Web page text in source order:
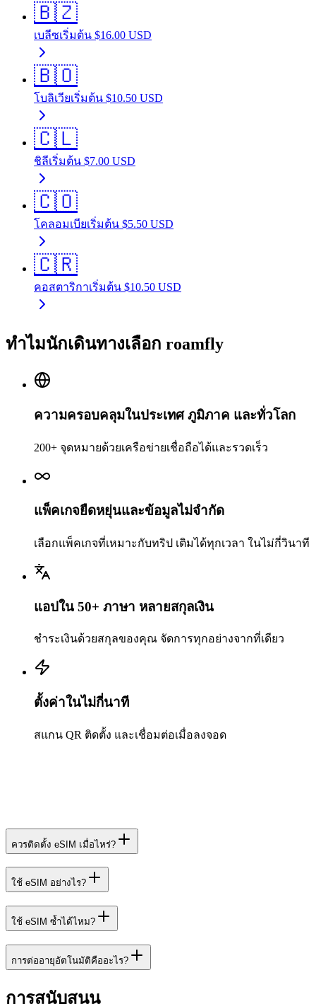
🇧🇿
เบลีซเริ่มต้น $16.00 USD
🇧🇴
โบลิเวียเริ่มต้น $10.50 USD
🇨🇱
ชิลีเริ่มต้น $7.00 USD
🇨🇴
โคลอมเบียเริ่มต้น $5.50 USD
🇨🇷
คอสตาริกาเริ่มต้น $10.50 USD
ทำไมนักเดินทางเลือก roamfly
ความครอบคลุมในประเทศ ภูมิภาค และทั่วโลก
200+ จุดหมายด้วยเครือข่ายเชื่อถือได้และรวดเร็ว
แพ็คเกจยืดหยุ่นและข้อมูลไม่จำกัด
เลือกแพ็คเกจที่เหมาะกับทริป เติมได้ทุกเวลา ในไม่กี่วินาที
แอปใน 50+ ภาษา หลายสกุลเงิน
ชำระเงินด้วยสกุลของคุณ จัดการทุกอย่างจากที่เดียว
ตั้งค่าในไม่กี่นาที
สแกน QR ติดตั้ง และเชื่อมต่อเมื่อลงจอด
ควรติดตั้ง eSIM เมื่อไหร่?
ใช้ eSIM อย่างไร?
ใช้ eSIM ซ้ำได้ไหม?
การต่ออายุอัตโนมัติคืออะไร?
การสนับสนุน